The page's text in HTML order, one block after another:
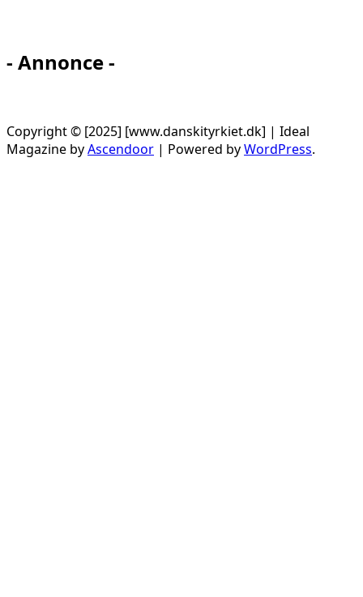
- Annonce -
Copyright © [2025] [www.danskityrkiet.dk] | Ideal
Magazine byAscendoor | Powered byWordPress.